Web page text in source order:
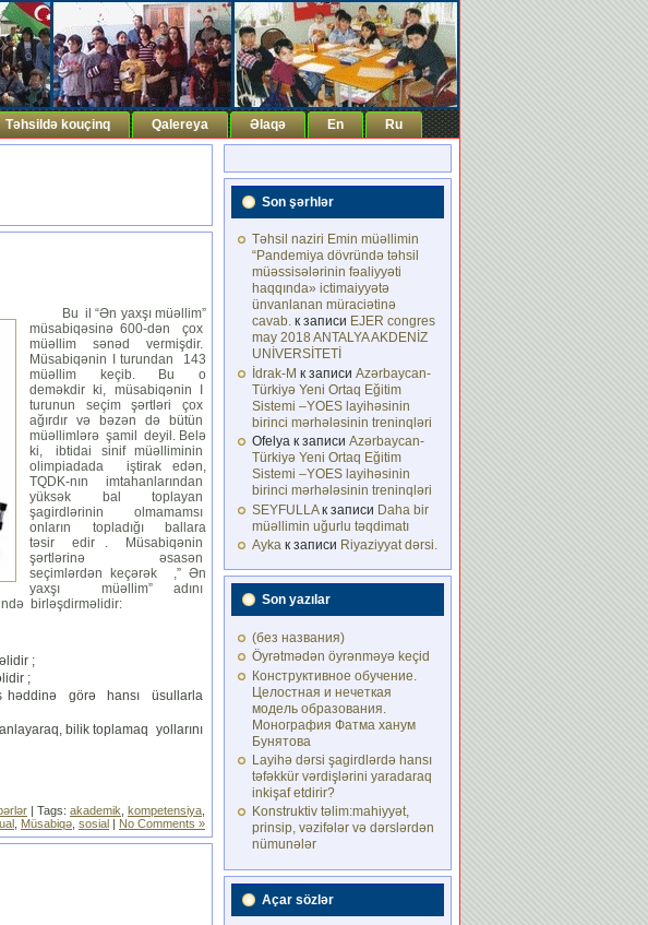
Təhsildə kouçinq Qalereya Əlaqə En Ru
Bu il “Ən yaxşı müəllim”
müsabiqəsinə 600-dən çox
müəllim sənəd vermişdir.
Müsabiqənin I turundan 143
müəllim keçib. Bu o
deməkdir ki, müsabiqənin I
turunun seçim şərtləri çox
ağırdır və bəzən də bütün
müəllimlərə şamil deyil. Belə
ki, ibtidai sinif müəlliminin
olimpiadada iştirak edən,
TQDK-nın imtahanlarından
yüksək bal toplayan
şagirdlərinin olmamamsı
onların topladığı ballara
təsir edir . Müsabiqənin
şərtlərinə əsasən
seçimlərdən keçərək ,” Ən
yaxşı müəllim” adını
birləşdirməlidir:
;
;
görə hansı üsullarla
bilik toplamaq yollarını
| Tags: akademik kompetensiya
Müsabiqə sosial | No Comments »
Son şərhlər
Təhsil naziri Emin müəllimin
“Pandemiya dövründə təhsil
müəssisələrinin fəaliyyəti
haqqında» ictimaiyyətə
ünvanlanan müraciətinə
cavab. к записи EJER congres
may 2018 ANTALYA AKDENİZ
UNİVERSİTETİ
İdrak-M к записи Azərbaycan-
Türkiyə Yeni Ortaq Eğitim
Sistemi –YOES layihəsinin
birinci mərhələsinin treninqləri
Ofelya к записи Azərbaycan-
Türkiyə Yeni Ortaq Eğitim
Sistemi –YOES layihəsinin
birinci mərhələsinin treninqləri
SEYFULLAк записи Daha bir
müəllimin uğurlu təqdimatı
Ayka к записи Riyaziyyat dərsi.
Son yazılar
(без названия)
Öyrətmədən öyrənməyə keçid
Конструктивное обучение.
Целостная и нечеткая
модель образования.
Монография Фатма ханум
Бунятова
Layihə dərsi şagirdlərdə hansı
təfəkkür vərdişlərini yaradaraq
inkişaf etdirir?
Konstruktiv təlim:mahiyyət,
prinsip, vəzifələr və dərslərdən
nümunələr
Açar sözlər